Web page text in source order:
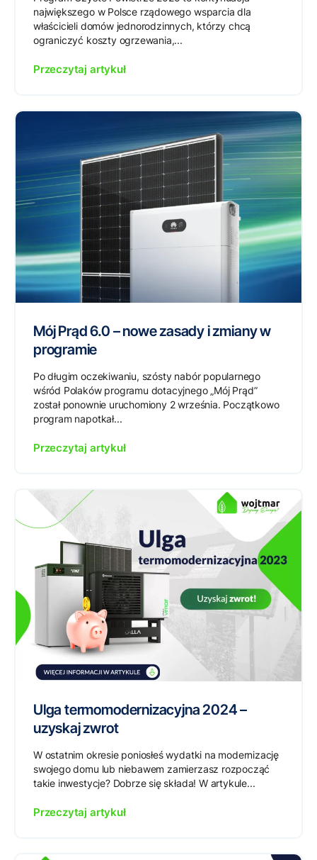
największego w Polsce rządowego wsparcia dla
właścicieli domów jednorodzinnych, którzy chcą
ograniczyć koszty ogrzewania,...
Przeczytaj artykuł
Mój Prąd 6.0 – nowe zasady i zmiany w
programie
Po długim oczekiwaniu, szósty nabór popularnego
wśród Polaków programu dotacyjnego „Mój Prąd”
został ponownie uruchomiony 2 września. Początkowo
program napotkał...
Przeczytaj artykuł
Ulga termomodernizacyjna 2024 –
uzyskaj zwrot
W ostatnim okresie poniosłeś wydatki na modernizację
swojego domu lub niebawem zamierzasz rozpocząć
takie inwestycje? Dobrze się składa! W artykule...
Przeczytaj artykuł